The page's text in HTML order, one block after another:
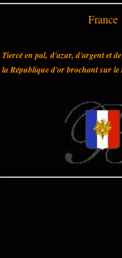
France
Tiercé en pal, d'azur, d'argent et
la République d'or brochant sur le